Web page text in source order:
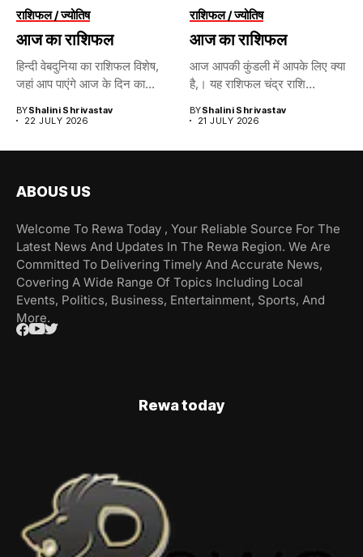
राशिफल / ज्योतिष
आज का राशिफल
हिन्दी वेबदुनिया का राशिफल विशेष,
जहां आप पाएंगे आज के दिन का...
BYShalini Shrivastav
22 JULY 2026
राशिफल / ज्योतिष
आज का राशिफल
आज आपकी कुंडली में आपके लिए क्या
है,। यह राशिफल चंद्र राशि...
BYShalini Shrivastav
21 JULY 2026
ABOUS US
Welcome To Rewa Today , Your Reliable Source For The
Latest News And Updates In The Rewa Region. We Are
Committed To Delivering Timely And Accurate News,
Covering A Wide Range Of Topics Including Local
Events, Politics, Business, Entertainment, Sports, And
More.
Rewa today